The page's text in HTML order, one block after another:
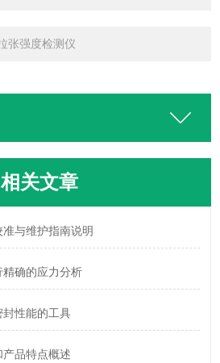
张强度检测仪
相关文章
与维护指南说明
确的应力分析
封性能的工具
品特点概述